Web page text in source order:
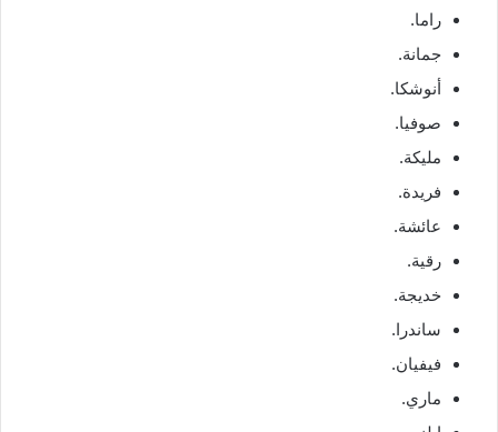
راما.
جمانة.
أنوشكا.
صوفيا.
مليكة.
فريدة.
عائشة.
رقية.
خديجة.
ساندرا.
فيفيان.
ماري.